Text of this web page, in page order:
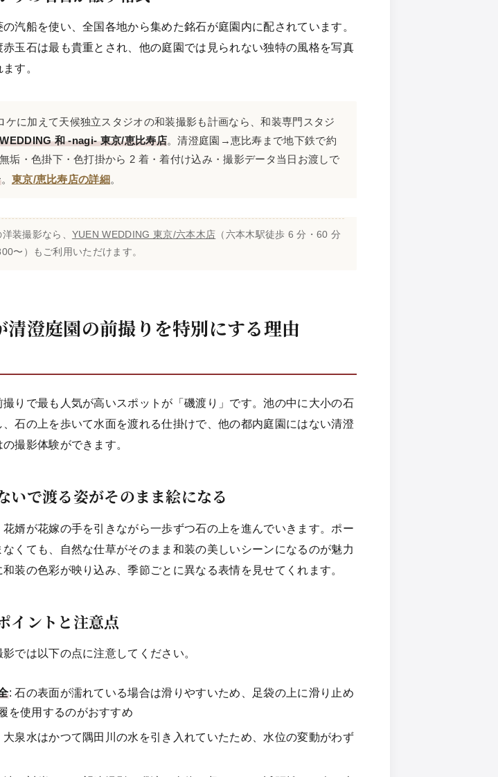
汽船を使い、全国各地から集めた銘石が庭園内に配されています。
赤玉石は最も貴重とされ、他の庭園では見られない独特の風格を写真
す。
ケに加えて天候独立スタジオの和装撮影も計画なら、和装専門スタジ
和 -nagi- 東京/恵比寿店。清澄庭園→恵比寿まで地下鉄で約
垢・色掛下・色打掛から 2 着・着付け込み・撮影データ当日お渡しで
。 東京/恵比寿店の詳細。
装撮影なら、 YUEN WEDDING 東京/六本木店 （六本木駅徒歩 6 分・60 分
〜）もご利用いただけます。
清澄庭園の前撮りを特別にする理由
撮りで最も人気が高いスポットが「磯渡り」です。池の中に大小の石
、石の上を歩いて水面を渡れる仕掛けで、他の都内庭園にはない清澄
撮影体験ができます。
いで渡る姿がそのまま絵になる
婿が花嫁の手を引きながら一歩ずつ石の上を進んでいきます。ポー
なくても、自然な仕草がそのまま和装の美しいシーンになるのが魅力
装の色彩が映り込み、季節ごとに異なる表情を見せてくれます。
イントと注意点
では以下の点に注意してください。
: 石の表面が濡れている場合は滑りやすいため、足袋の上に滑り止め
を使用するのがおすすめ
大泉水はかつて隅田川の水を引き入れていたため、水位の変動がわず